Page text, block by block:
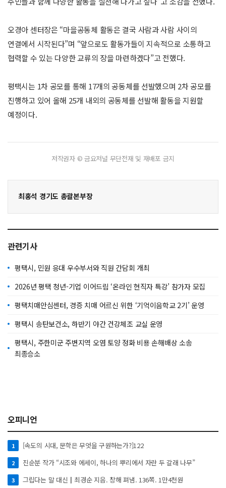
오경아 센터장은 “마을공동체 활동은 결국 사람과 사람 사이의
연결에서 시작된다”며 “앞으로도 활동가들이 지속적으로 소통하고
협력할 수 있는 다양한 교류의 장을 마련하겠다”고 전했다.
평택시는 1차 공모를 통해 17개의 공동체를 선발했으며 2차 공모를
진행하고 있어 올해 25개 내외의 공동체를 선발해 활동을 지원할
예정이다.
저작권자 © 금요저널 무단전재 및 재배포 금지
최홍석 경기도 총괄본부장
관련기사
평택시, 민원 응대 우수부서와 직원 간담회 개최
2026년 평택 청년-기업 이어드림 ‘온라인 현직자 특강’ 참가자 모집
평택치매안심센터, 경증 치매 어르신 위한 ‘기억이음학교 2기’ 운영
평택시 송탄보건소, 하반기 야간 건강체조 교실 운영
평택시, 주한미군 주변지역 오염 토양 정화 비용 손해배상 소송
최종승소
오피니언
1 [속도의 시대, 문학은 무엇을 구원하는가?]122
2 진순분 작가 “시조와 에세이, 하나의 뿌리에서 자란 두 갈래 나무”
3 그립다는 말 대신┃최경순 지음. 창해 펴냄. 136쪽. 1만4천원